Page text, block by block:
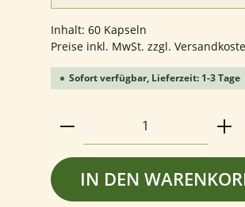
Inhalt: 60 Kapseln
Preise inkl. MwSt. zzgl.
Sofort verfügbar, Lieferzeit: 1-3 Tage
Produkt Anzahl: Gib
IN DEN